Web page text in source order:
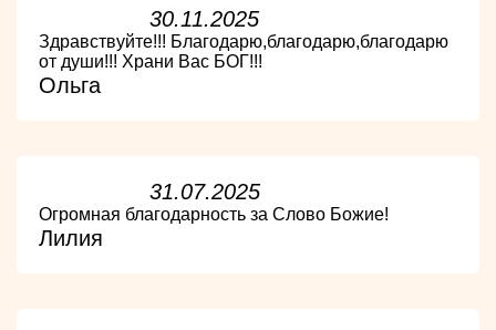
30.11.2025
Здравствуйте!!! Благодарю,благодарю,благодарю
от души!!! Храни Вас БОГ!!!
Ольга
31.07.2025
Огромная благодарность за Слово Божие!
Лилия